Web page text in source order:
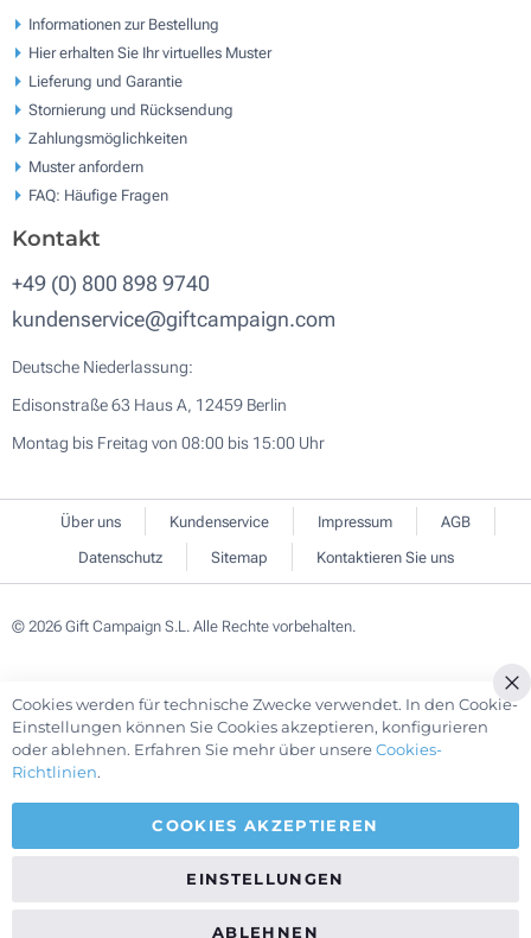
Informationen zur Bestellung
Hier erhalten Sie Ihr virtuelles Muster
Lieferung und Garantie
Stornierung und Rücksendung
Zahlungsmöglichkeiten
Muster anfordern
FAQ: Häufige Fragen
Kontakt
+49 (0) 800 898 9740
kundenservice@giftcampaign.com
Deutsche Niederlassung:
Edisonstraße 63 Haus A, 12459 Berlin
Montag bis Freitag von 08:00 bis 15:00 Uhr
Über uns Kundenservice Impressum
AGB
Datenschutz
Sitemap Kontaktieren Sie uns
© 2026 Gift Campaign S.L. Alle Rechte vorbehalten.
Cookies werden für technische Zwecke verwendet. In den Cookie-
Einstellungen können Sie Cookies akzeptieren, konfigurieren
oder ablehnen. Erfahren Sie mehr über unsereCookies-
Richtlinien.
COOKIES AKZEPTIEREN
EINSTELLUNGEN
ABLEHNEN